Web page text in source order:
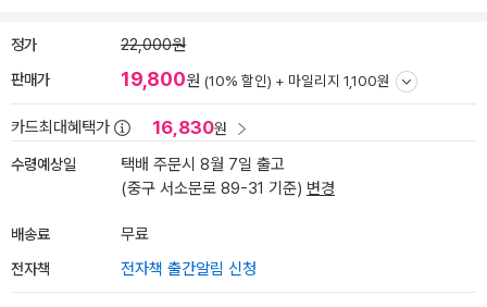
정가 22,000원
판매가 19,800원 (10% 할인) + 마일리지 1,100원
카드최대혜택가 16,830원
수령예상일
택배 주문시 8월 7일 출고
(중구 서소문로 89-31 기준) 변경
배송료 무료
전자책 전자책 출간알림 신청